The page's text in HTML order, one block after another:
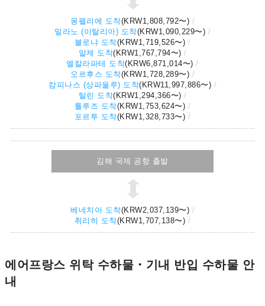
몽펠리에 도착(KRW1,808,792〜)
밀라노 (이탈리아) 도착(KRW1,090,229〜)
볼로냐 도착(KRW1,719,526〜)
알제 도착(KRW1,767,794〜)
엘칼라파테 도착(KRW6,871,014〜)
오르후스 도착(KRW1,728,289〜)
캄피나스 (상파울루) 도착(KRW11,997,886〜)
탈린 도착(KRW1,294,366〜)
툴루즈 도착(KRW1,753,624〜)
포르투 도착(KRW1,328,733〜)
김해 국제 공항 출발
베네치아 도착(KRW2,037,139〜)
취리히 도착(KRW1,707,138〜)
에어프랑스 위탁 수하물・기내 반입 수하물 안
내